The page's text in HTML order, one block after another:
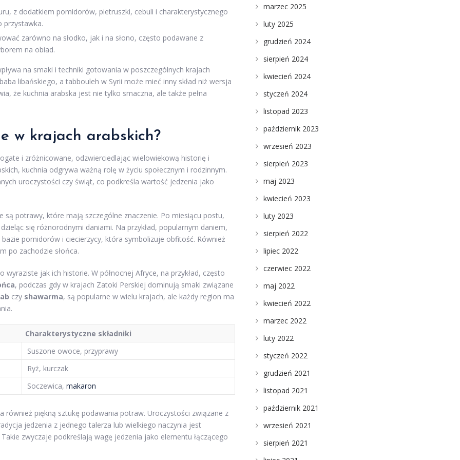
z dodatkiem pomidorów, pietruszki, cebuli i charakterystycznego
przystawka.
zarówno na słodko, jak i na słono, często podawane z
na obiad.
na smaki i techniki gotowania w poszczególnych krajach
libańskiego, a tabbouleh w Syrii może mieć inny skład niż wersja
że kuchnia arabska jest nie tylko smaczna, ale także pełna
w krajach arabskich?
i zróżnicowane, odzwierciedlając wielowiekową historię i
kuchnia odgrywa ważną rolę w życiu społecznym i rodzinnym.
uroczystości czy świąt, co podkreśla wartość jedzenia jako
są potrawy, które mają szczególne znaczenie. Po miesiącu postu,
się różnorodnymi daniami. Na przykład, popularnym daniem,
pomidorów i ciecierzycy, która symbolizuje obfitość. Również
po zachodzie słońca.
jak ich historie. W północnej Afryce, na przykład, często
, podczas gdy w krajach Zatoki Perskiej dominują smaki związane
czy shawarma, są popularne w wielu krajach, ale każdy region ma
Charakterystyczne składniki
Suszone owoce, przyprawy
Ryż, kurczak
Soczewica, makaron
piękną sztukę podawania potraw. Uroczystości związane z
jedzenia z jednego talerza lub wielkiego naczynia jest
zwyczaje podkreślają wagę jedzenia jako elementu łączącego
marzec 2025
luty 2025
grudzień 2024
sierpień 2024
kwiecień 2024
styczeń 2024
listopad 2023
październik 2023
wrzesień 2023
sierpień 2023
maj 2023
kwiecień 2023
luty 2023
sierpień 2022
lipiec 2022
czerwiec 2022
maj 2022
kwiecień 2022
marzec 2022
luty 2022
styczeń 2022
grudzień 2021
listopad 2021
październik 2021
wrzesień 2021
sierpień 2021